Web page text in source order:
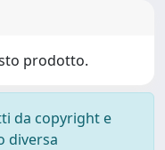
prodotto.
da copyright e
diversa